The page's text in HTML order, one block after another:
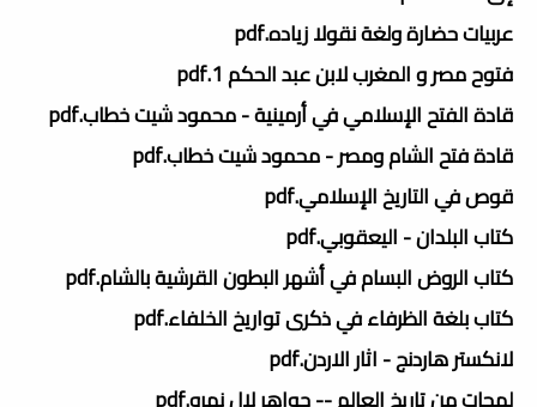
عربيات حضارة ولغة نقولا زياده.pdf
فتوح مصر و المغرب لابن عبد الحكم 1.pdf
قادة الفتح الإسلامي في أرمينية - محمود شيت خطاب.pdf
قادة فتح الشام ومصر - محمود شيت خطاب.pdf
قوص في التاريخ الإسلامي.pdf
كتاب البلدان - اليعقوبي.pdf
كتاب الروض البسام في أشهر البطون القرشية بالشام.pdf
كتاب بلغة الظرفاء في ذكرى تواريخ الخلفاء.pdf
لانكستر هاردنج - اثار الاردن.pdf